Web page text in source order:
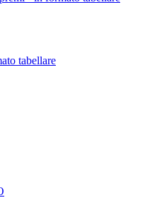
tabellare